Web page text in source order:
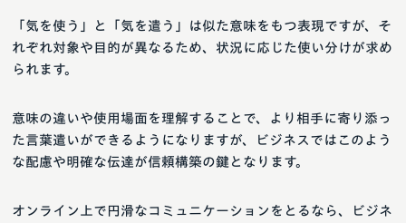
「気を使う」と「気を遣う」は似た意味をもつ表現ですが、そ
れぞれ対象や目的が異なるため、状況に応じた使い分けが求め
られます。
意味の違いや使用場面を理解することで、より相手に寄り添っ
た言葉遣いができるようになりますが、ビジネスではこのよう
な配慮や明確な伝達が信頼構築の鍵となります。
オンライン上で円滑なコミュニケーションをとるなら、ビジネ